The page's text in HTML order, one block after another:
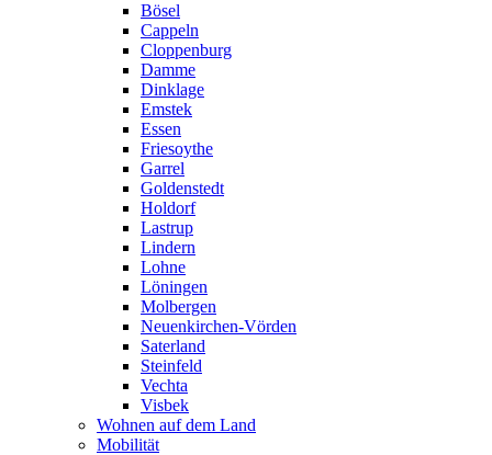
Bösel
Cappeln
Cloppenburg
Damme
Dinklage
Emstek
Essen
Friesoythe
Garrel
Goldenstedt
Holdorf
Lastrup
Lindern
Lohne
Löningen
Molbergen
Neuenkirchen-Vörden
Saterland
Steinfeld
Vechta
Visbek
Wohnen auf dem Land
Mobilität